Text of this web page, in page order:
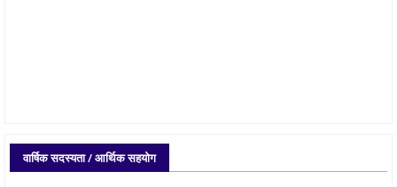
वार्षिक सदस्यता / आर्थिक सहयोग